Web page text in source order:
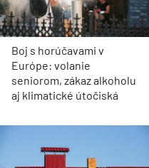
Boj s horúčavami v
Európe: volanie
seniorom, zákaz alkoholu
aj klimatické útočiská